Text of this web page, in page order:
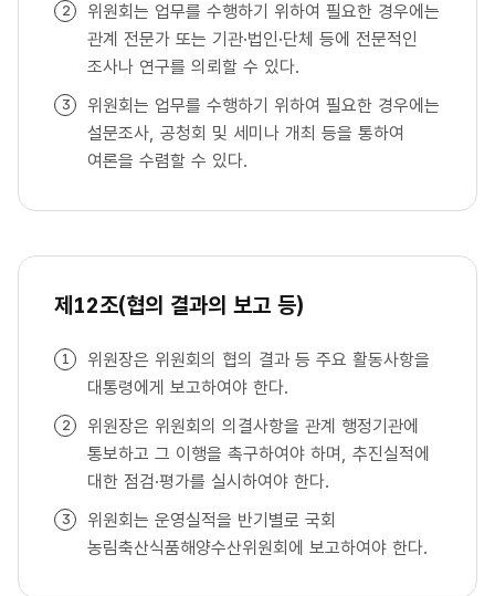
위원회는 업무를 수행하기 위하여 필요한 경우에는
관계 전문가 또는 기관·법인·단체 등에 전문적인
조사나 연구를 의뢰할 수 있다.
위원회는 업무를 수행하기 위하여 필요한 경우에는
설문조사, 공청회 및 세미나 개최 등을 통하여
여론을 수렴할 수 있다.
제12조(협의 결과의 보고 등)
위원장은 위원회의 협의 결과 등 주요 활동사항을
대통령에게 보고하여야 한다.
위원장은 위원회의 의결사항을 관계 행정기관에
통보하고 그 이행을 촉구하여야 하며, 추진실적에
대한 점검·평가를 실시하여야 한다.
위원회는 운영실적을 반기별로 국회
농림축산식품해양수산위원회에 보고하여야 한다.